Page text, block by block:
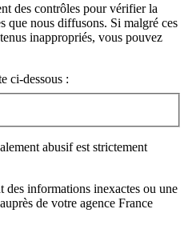
des contrôles pour vérifier la
que nous diffusons. Si malgré ces
inappropriés, vous pouvez
ci-dessous :
abusif est strictement
des informations inexactes ou une
de votre agence France